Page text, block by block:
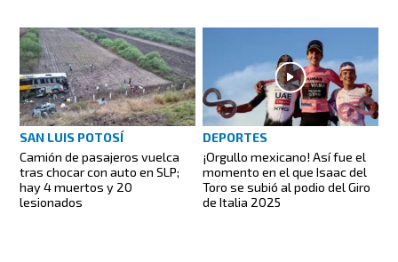
SAN LUIS POTOSÍ
Camión de pasajeros vuelca
tras chocar con auto en SLP;
hay 4 muertos y 20
lesionados
DEPORTES
¡Orgullo mexicano! Así fue el
momento en el que Isaac del
Toro se subió al podio del Giro
de Italia 2025